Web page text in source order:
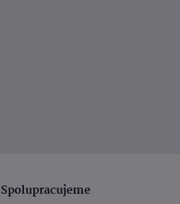
Spolupracujeme